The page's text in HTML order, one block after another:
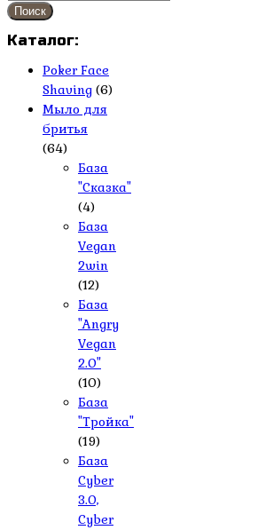
Поиск
Каталог:
Poker Face
Shaving (6)
Мыло для
бритья
(64)
База
"Сказка"
(4)
База
Vegan
2win
(12)
База
"Angry
Vegan
2.0"
(10)
База
"Тройка"
(19)
База
Cyber
3.0,
Cyber